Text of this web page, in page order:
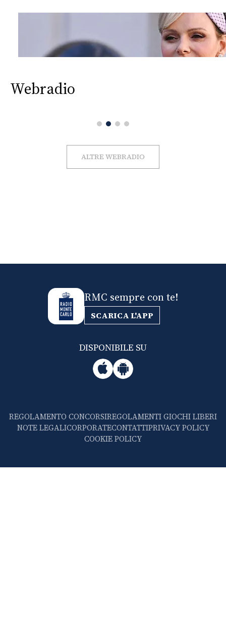
Webradio
ALTRE WEBRADIO
RMC sempre con te!
SCARICA L'APP
DISPONIBILE SU
REGOLAMENTO CONCORSIREGOLAMENTI GIOCHI LIBERI
NOTE LEGALICORPORATECONTATTIPRIVACY POLICY
COOKIE POLICY